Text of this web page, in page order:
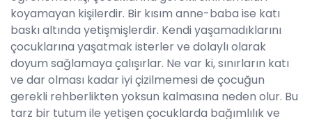
koyamayan kişilerdir. Bir kısım anne-baba ise katı
baskı altında yetişmişlerdir. Kendi yaşamadıklarını
çocuklarına yaşatmak isterler ve dolaylı olarak
doyum sağlamaya çalışırlar. Ne var ki, sınırların katı
ve dar olması kadar iyi çizilmemesi de çocuğun
gerekli rehberlikten yoksun kalmasına neden olur. Bu
tarz bir tutum ile yetişen çocuklarda bağımlılık ve